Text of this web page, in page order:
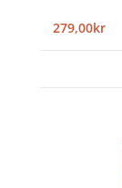
279,00kr